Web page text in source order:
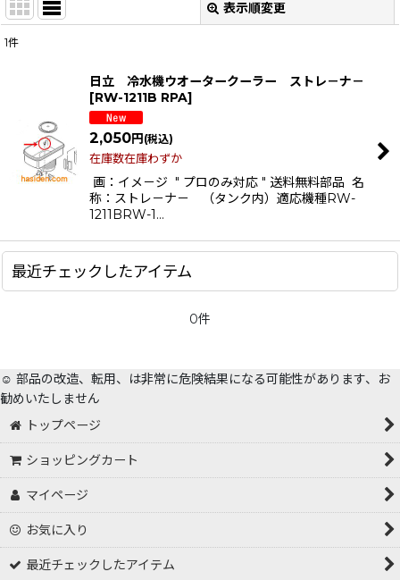
表示順変更
並び順:
絞り込む
1件
日立 冷水機ウオータークーラー ストレ－ナ－
[RW-1211B RPA]
2,050円(税込)
在庫数在庫わずか
画：イメ－ジ " プロのみ対応 " 送料無料部品 名
称：ストレ－ナ－ （タンク内）適応機種RW-
1211BRW-1…
最近チェックしたアイテム
0件
☺️ 部品の改造、転用、は非常に危険結果になる可能性があります、お
勧めいたしません
トップページ
ショッピングカート
マイページ
お気に入り
最近チェックしたアイテム